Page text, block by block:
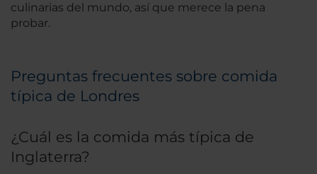
culinarias del mundo, así que merece la pena
probar.
Preguntas frecuentes sobre comida
típica de Londres
¿Cuál es la comida más típica de
Inglaterra?